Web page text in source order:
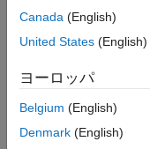
2020
か
ア
ク
ィ
Canada (English)
United States (English)
ヨーロッパ
Belgium (English)
Denmark (English)